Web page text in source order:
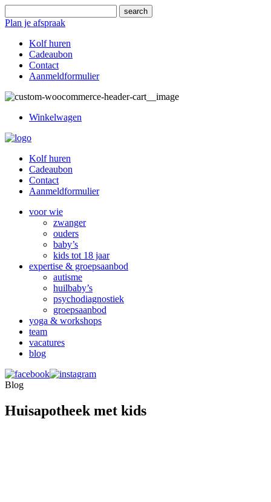
Plan je afspraak
Kolf huren
Cadeaubon
Contact
Aanmeldformulier
Winkelwagen
Kolf huren
Cadeaubon
Contact
Aanmeldformulier
voor wie
zwanger
ouders
baby’s
kids tot 18 jaar
expertise & groepsaanbod
autisme
huilbaby’s
psychodiagnostiek
groepsaanbod
yoga & workshops
team
vacatures
blog
Blog
Huisapotheek met kids